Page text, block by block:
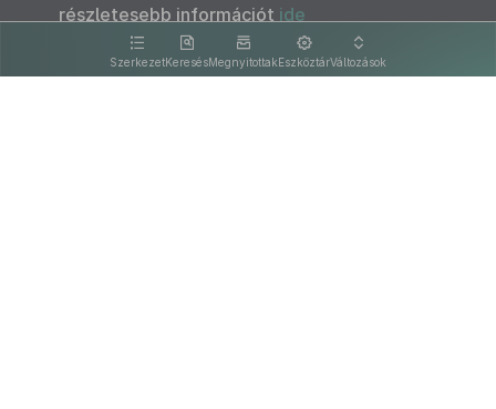
SzerkezetKeresésMegnyitottakEszköztárVáltozások
részletesebb információt ide
kattintva olvashat.